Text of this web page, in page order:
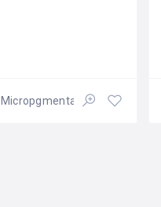
Micropgmentação